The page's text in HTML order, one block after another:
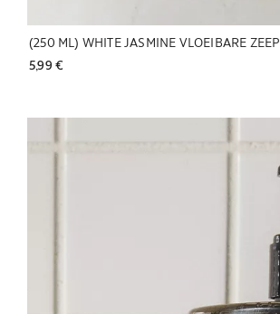
(250 ML) WHITE JASMINE VLOEIBARE ZEEP
5,99 €
Afbeelding gewijzigd naar 1 van 5